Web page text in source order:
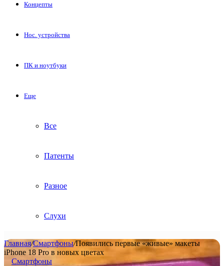
Концепты
Нос. устройства
ПК и ноутбуки
Еще
Все
Патенты
Разное
Слухи
Главная/Смартфоны/Появились первые «живые» макеты
iPhone 18 Pro в новых цветах
Смартфоны